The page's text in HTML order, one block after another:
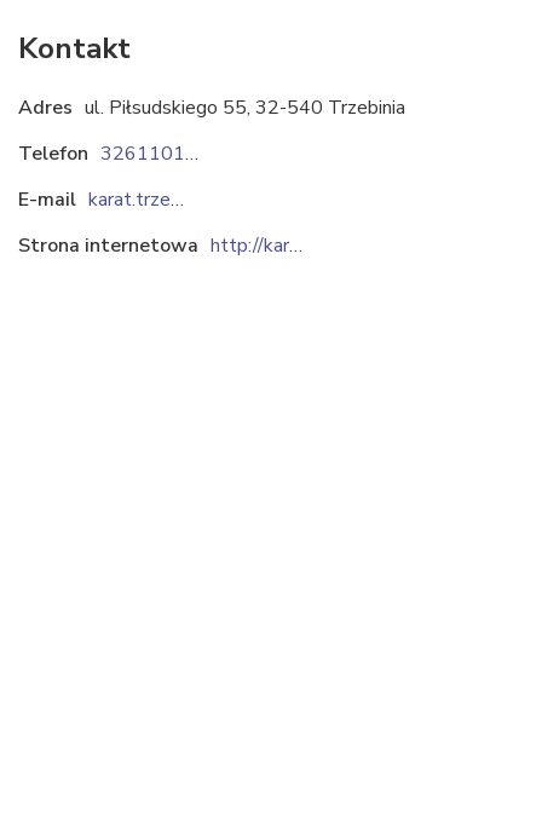
Kontakt
Adres ul. Piłsudskiego 55, 32-540 Trzebinia
Telefon
326110115
E-mail
karat.trzebinia@interia.pl
Strona internetowa
http://karat-trzebinia.pl